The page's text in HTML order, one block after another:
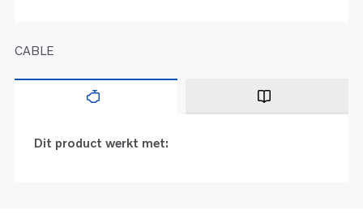
CABLE
Dit product werkt met: